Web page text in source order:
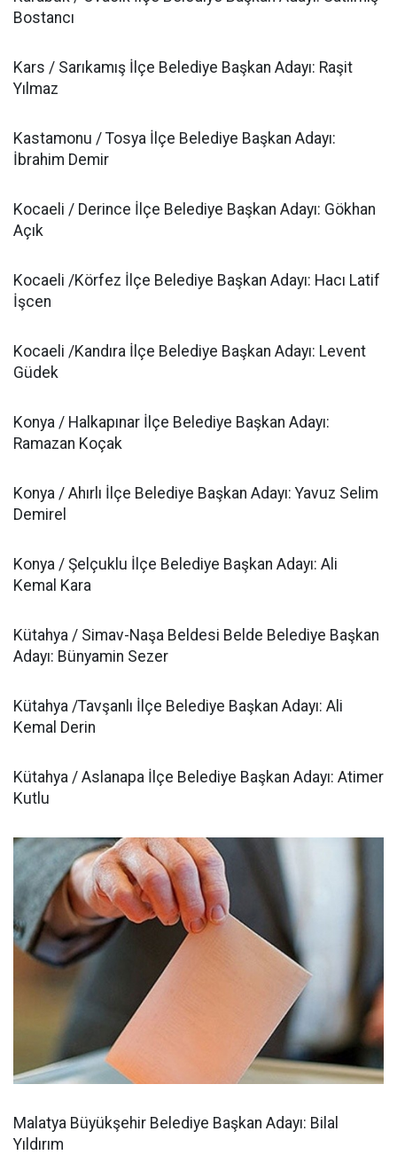
Bostancı
Kars / Sarıkamış İlçe Belediye Başkan Adayı: Raşit
Yılmaz
Kastamonu / Tosya İlçe Belediye Başkan Adayı:
İbrahim Demir
Kocaeli / Derince İlçe Belediye Başkan Adayı: Gökhan
Açık
Kocaeli /Körfez İlçe Belediye Başkan Adayı: Hacı Latif
İşcen
Kocaeli /Kandıra İlçe Belediye Başkan Adayı: Levent
Güdek
Konya / Halkapınar İlçe Belediye Başkan Adayı:
Ramazan Koçak
Konya / Ahırlı İlçe Belediye Başkan Adayı: Yavuz Selim
Demirel
Konya / Şelçuklu İlçe Belediye Başkan Adayı: Ali
Kemal Kara
Kütahya / Simav-Naşa Beldesi Belde Belediye Başkan
Adayı: Bünyamin Sezer
Kütahya /Tavşanlı İlçe Belediye Başkan Adayı: Ali
Kemal Derin
Kütahya / Aslanapa İlçe Belediye Başkan Adayı: Atimer
Kutlu
Malatya Büyükşehir Belediye Başkan Adayı: Bilal
Yıldırım